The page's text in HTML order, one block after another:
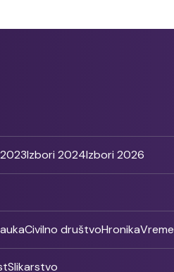
Izbori 2024Izbori 2026
Civilno društvoHronikaVreme
Slikarstvo